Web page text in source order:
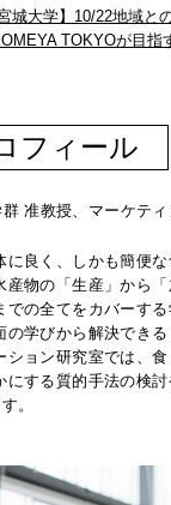
城大学】10/22地域と
TOKYOが目指
フィール
群 准教授、マーケテ
良く、しかも簡便
産物の「生産」から
での全てをカバーす
の学びから解決でき
ョン研究室では、食
にする質的手法の検
。